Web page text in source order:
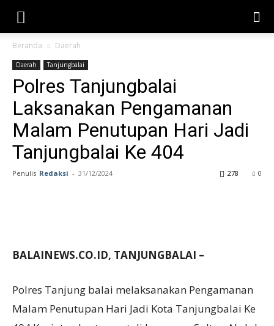
Beranda Daerah
Daerah Tanjungbalai
Polres Tanjungbalai
Laksanakan Pengamanan
Malam Penutupan Hari Jadi
Tanjungbalai Ke 404
Penulis Redaksi - 31/12/2024 0
278
BALAINEWS.CO.ID, TANJUNGBALAI –
Polres Tanjung balai melaksanakan Pengamanan
Malam Penutupan Hari Jadi Kota Tanjungbalai Ke